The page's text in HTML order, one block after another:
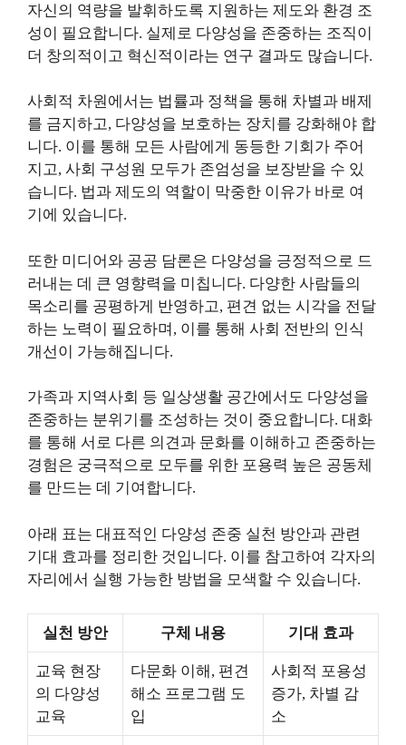
자신의 역량을 발휘하도록 지원하는 제도와 환경 조
성이 필요합니다. 실제로 다양성을 존중하는 조직이
더 창의적이고 혁신적이라는 연구 결과도 많습니다.
사회적 차원에서는 법률과 정책을 통해 차별과 배제
를 금지하고, 다양성을 보호하는 장치를 강화해야 합
니다. 이를 통해 모든 사람에게 동등한 기회가 주어
지고, 사회 구성원 모두가 존엄성을 보장받을 수 있
습니다. 법과 제도의 역할이 막중한 이유가 바로 여
기에 있습니다.
또한 미디어와 공공 담론은 다양성을 긍정적으로 드
러내는 데 큰 영향력을 미칩니다. 다양한 사람들의
목소리를 공평하게 반영하고, 편견 없는 시각을 전달
하는 노력이 필요하며, 이를 통해 사회 전반의 인식
개선이 가능해집니다.
가족과 지역사회 등 일상생활 공간에서도 다양성을
존중하는 분위기를 조성하는 것이 중요합니다. 대화
를 통해 서로 다른 의견과 문화를 이해하고 존중하는
경험은 궁극적으로 모두를 위한 포용력 높은 공동체
를 만드는 데 기여합니다.
아래 표는 대표적인 다양성 존중 실천 방안과 관련
기대 효과를 정리한 것입니다. 이를 참고하여 각자의
자리에서 실행 가능한 방법을 모색할 수 있습니다.
실천 방안 구체 내용 기대 효과
교육 현장
의 다양성
교육
다문화 이해, 편견
해소 프로그램 도
입
사회적 포용성
증가, 차별 감
소